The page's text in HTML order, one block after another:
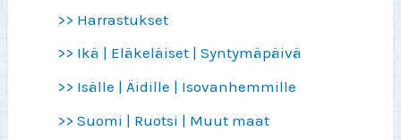
>> Harrastukset
>> Ikä | Eläkeläiset | Syntymäpäivä
>> Isälle | Äidille | Isovanhemmille
>> Suomi | Ruotsi | Muut maat